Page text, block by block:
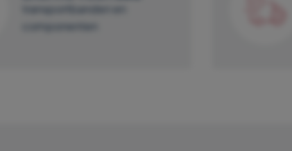
transportbanden en
componenten